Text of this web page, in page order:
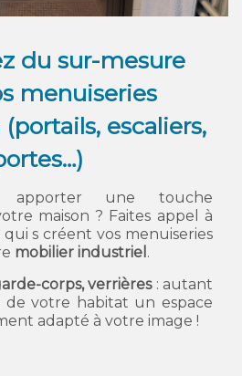
du sur-mesure
menuiseries
escaliers,
apporter une touche
maison ? Faites appel à
qui s créent vos menuiseries
mobilier industriel .
corps, verrières: autant
votre habitat un espace
adapté à votre image !